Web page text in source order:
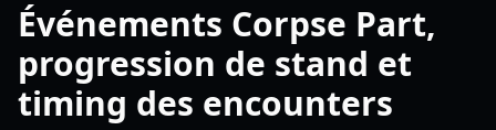
Événements Corpse Part,
progression de stand et
timing des encounters